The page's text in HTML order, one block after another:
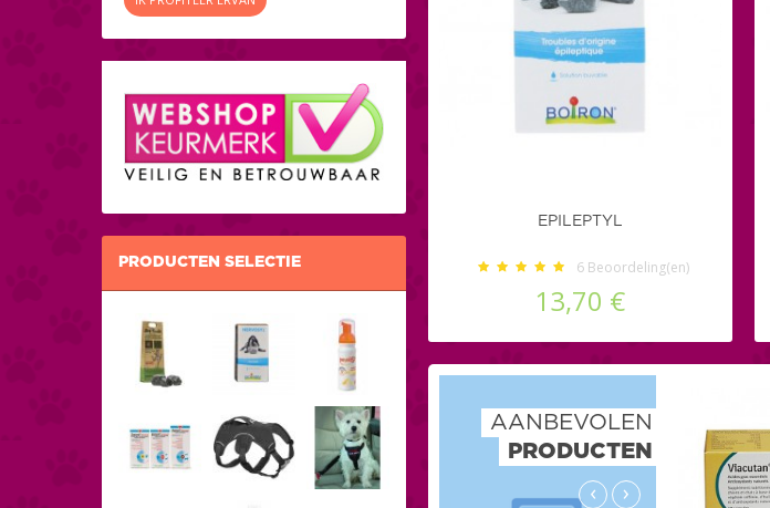
PRODUCTEN SELECTIE
EPILEPTYL
6 Beoordeling(en)
13,70 €
AANBEVOLEN
PRODUCTEN
‹ ›